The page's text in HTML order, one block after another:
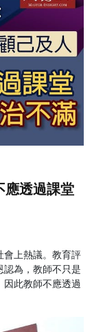
應透過課堂
會上熱議。教育評
認為，教師不只是
因此教師不應透過